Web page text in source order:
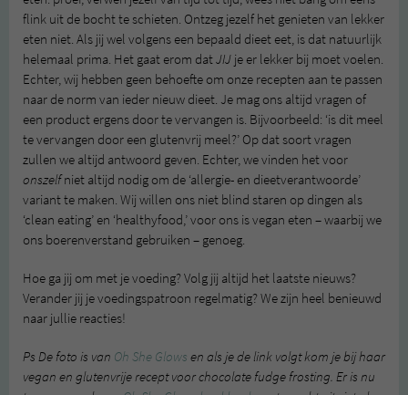
flink uit de bocht te schieten. Ontzeg jezelf het genieten van lekker
eten niet. Als jij wel volgens een bepaald dieet eet, is dat natuurlijk
helemaal prima. Het gaat erom datJIJ je er lekker bij moet voelen.
Echter, wij hebben geen behoefte om onze recepten aan te passen
naar de norm van ieder nieuw dieet. Je mag ons altijd vragen of
een product ergens door te vervangen is. Bijvoorbeeld: ‘is dit meel
te vervangen door een glutenvrij meel?’ Op dat soort vragen
zullen we altijd antwoord geven. Echter, we vinden het voor
onszelfniet altijd nodig om de ‘allergie- en dieetverantwoorde’
variant te maken. Wij willen ons niet blind staren op dingen als
‘clean eating’ en ‘healthyfood,’ voor ons is vegan eten – waarbij we
ons boerenverstand gebruiken – genoeg.
Hoe ga jij om met je voeding? Volg jij altijd het laatste nieuws?
Verander jij je voedingspatroon regelmatig? We zijn heel benieuwd
naar jullie reacties!
Ps De foto is van Oh She Glows en als je de link volgt kom je bij haar
vegan en glutenvrije recept voor chocolate fudge frosting. Er is nu